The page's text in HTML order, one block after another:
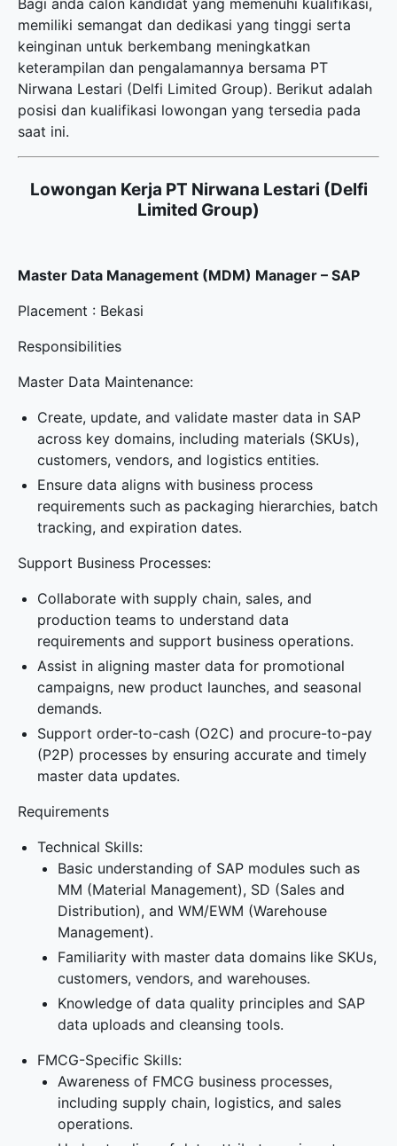
Bagi anda calon kandidat yang memenuhi kualifikasi,
memiliki semangat dan dedikasi yang tinggi serta
keinginan untuk berkembang meningkatkan
keterampilan dan pengalamannya bersama PT
Nirwana Lestari (Delfi Limited Group). Berikut adalah
posisi dan kualifikasi lowongan yang tersedia pada
saat ini.
Lowongan Kerja PT Nirwana Lestari (Delfi
Limited Group)
Master Data Management (MDM) Manager – SAP
Placement : Bekasi
Responsibilities
Master Data Maintenance:
Create, update, and validate master data in SAP
across key domains, including materials (SKUs),
customers, vendors, and logistics entities.
Ensure data aligns with business process
requirements such as packaging hierarchies, batch
tracking, and expiration dates.
Support Business Processes:
Collaborate with supply chain, sales, and
production teams to understand data
requirements and support business operations.
Assist in aligning master data for promotional
campaigns, new product launches, and seasonal
demands.
Support order-to-cash (O2C) and procure-to-pay
(P2P) processes by ensuring accurate and timely
master data updates.
Requirements
Technical Skills:
Basic understanding of SAP modules such as
MM (Material Management), SD (Sales and
Distribution), and WM/EWM (Warehouse
Management).
Familiarity with master data domains like SKUs,
customers, vendors, and warehouses.
Knowledge of data quality principles and SAP
data uploads and cleansing tools.
FMCG-Specific Skills:
Awareness of FMCG business processes,
including supply chain, logistics, and sales
operations.